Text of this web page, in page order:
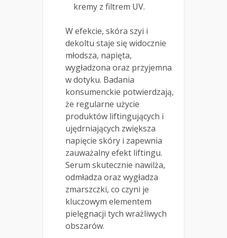
kremy z filtrem UV.
W efekcie, skóra szyi i
dekoltu staje się widocznie
młodsza, napięta,
wygładzona oraz przyjemna
w dotyku. Badania
konsumenckie potwierdzają,
że regularne użycie
produktów liftingujących i
ujędrniających zwiększa
napięcie skóry i zapewnia
zauważalny efekt liftingu.
Serum skutecznie nawilża,
odmładza oraz wygładza
zmarszczki, co czyni je
kluczowym elementem
pielęgnacji tych wrażliwych
obszarów.